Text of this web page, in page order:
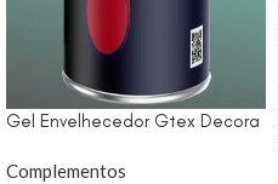
Gel Envelhecedor Gtex Decora
Complementos